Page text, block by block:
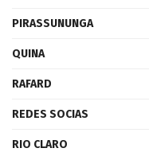
PIRASSUNUNGA
QUINA
RAFARD
REDES SOCIAS
RIO CLARO